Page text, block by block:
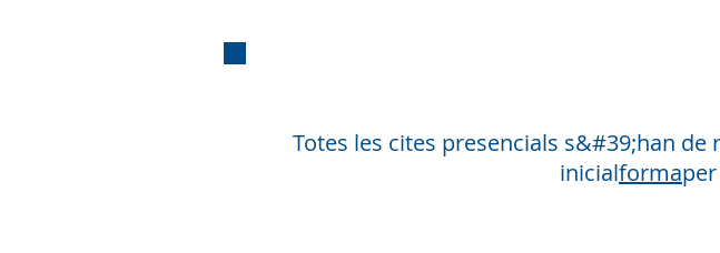
Totes les cites presencials s&#39;han
inicialforma